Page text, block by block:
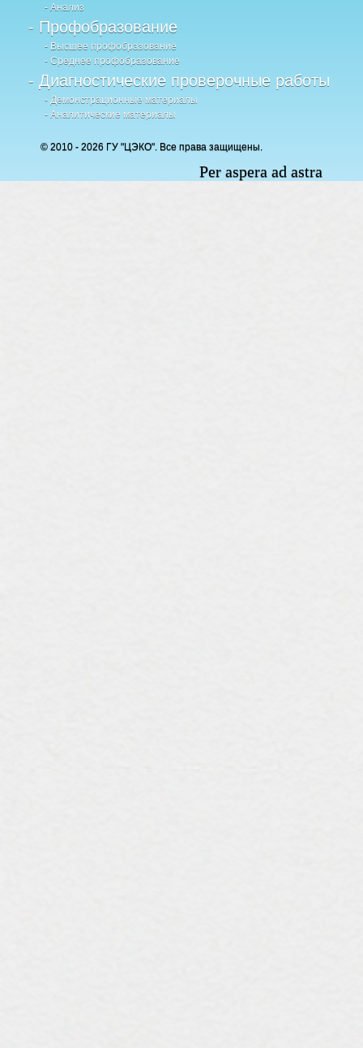
- Анализ
- Профобразование
- Высшее профобразование
- Среднее профобразование
- Диагностические проверочные работы
- Демонстрационные материалы
- Аналитические материалы
© 2010 - 2026 ГУ "ЦЭКО". Все права защищены.
Per aspera ad astra